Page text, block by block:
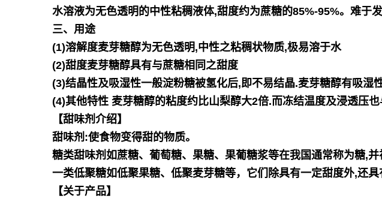
水溶液为无色透明的中性粘稠液体,甜度约为蔗糖的85%-95%。难于
三、用途
(1)溶解度麦芽糖醇为无色透明,中性之粘稠状物质,极易溶于水
(2)甜度麦芽糖醇具有与蔗糖相同之甜度
(3)结晶性及吸湿性一般淀粉糖被氢化后,即不易结晶.麦芽糖醇有吸湿
(4)其他特性 麦芽糖醇的粘度约比山梨醇大2倍.而冻结温度及浸透压
【甜味剂介绍】
甜味剂:使食物变得甜的物质。
糖类甜味剂如蔗糖、葡萄糖、果糖、果葡糖浆等在我国通常称为糖,
一类低聚糖如低聚果糖、低聚麦芽糖等，它们除具有一定甜度外,还具
【关于产品】